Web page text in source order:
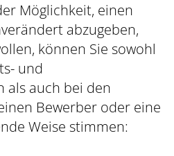
Möglichkeit, einen
abzugeben,
können Sie sowohl
und
als auch bei den
Bewerber oder eine
Weise stimmen: